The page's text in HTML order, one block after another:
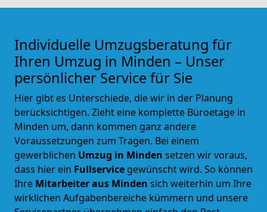
Individuelle Umzugsberatung für
Ihren Umzug in Minden – Unser
persönlicher Service für Sie
Hier gibt es Unterschiede, die wir in der Planung
berücksichtigen. Zieht eine komplette Büroetage in
Minden um, dann kommen ganz andere
Voraussetzungen zum Tragen. Bei einem
gewerblichen Umzug in Minden setzen wir voraus,
dass hier ein Fullservice gewünscht wird. So können
Ihre Mitarbeiter aus Minden sich weiterhin um Ihre
wirklichen Aufgabenbereiche kümmern und unsere